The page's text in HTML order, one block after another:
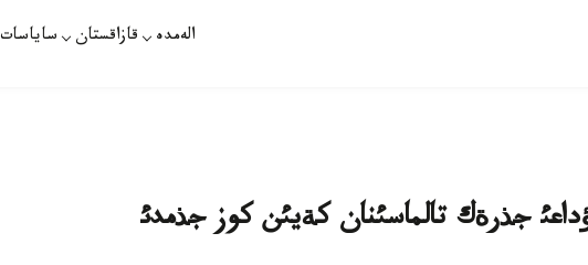
الەمدە قازاقستان ساياسات
جذرةك تالماسئنان كةيئن كوز جذمدئ